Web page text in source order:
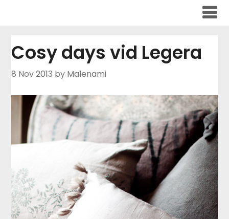
Cosy days vid Legera
8 Nov 2013 by Malenami